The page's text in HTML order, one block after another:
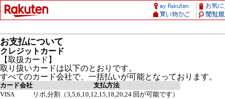
お支払について
クレジットカード
【取扱カード】
取り扱いカードは以下のとおりです。
すべてのカード会社で、一括払いが可能となっております。
カード会社
支払方法
VISA
リボ,分割（3,5,6,10,12,15,18,20,24 回が可能です）